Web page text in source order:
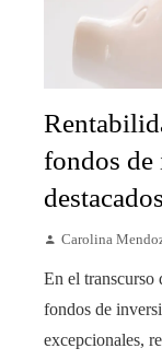
fondos
destacados
Carolina
En el transcurso
fondos de
excepcionales,